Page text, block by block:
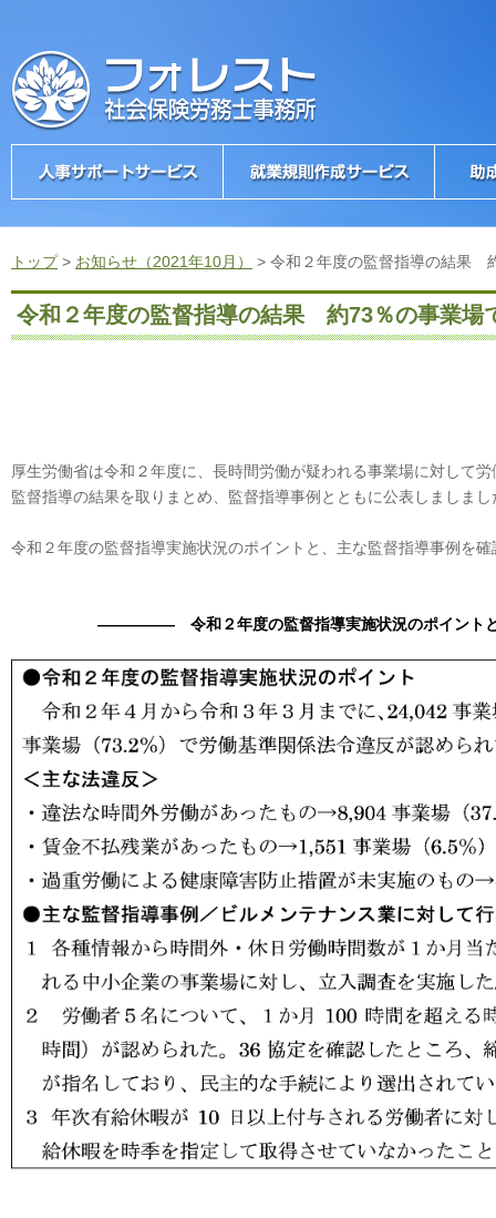
トップ> お知らせ（2021年10月） > 令和２年度の監督指導の結果
令和２年度の監督指導の結果 約73％の事業場
厚生労働省は令和２年度に、長時間労働が疑われる事業場に対して
監督指導の結果を取りまとめ、監督指導事例とともに公表しましまし
令和２年度の監督指導実施状況のポイントと、主な監督指導事例を
――――― 令和２年度の監督指導実施状況のポイン